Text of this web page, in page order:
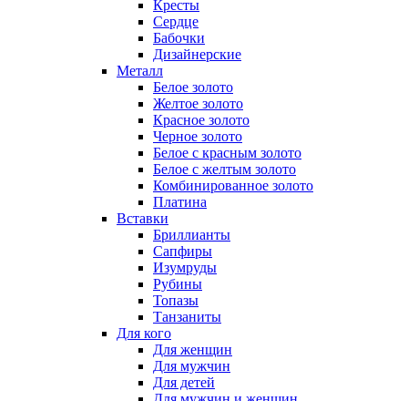
Кресты
Сердце
Бабочки
Дизайнерские
Металл
Белое золото
Желтое золото
Красное золото
Черное золото
Белое с красным золото
Белое с желтым золото
Комбинированное золото
Платина
Вставки
Бриллианты
Сапфиры
Изумруды
Рубины
Топазы
Танзаниты
Для кого
Для женщин
Для мужчин
Для детей